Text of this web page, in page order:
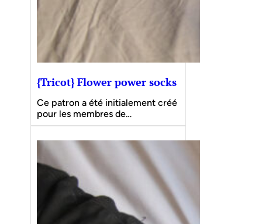
{Tricot} Flower power socks
Ce patron a été initialement créé
pour les membres de…